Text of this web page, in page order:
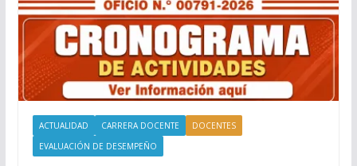
ACTUALIDAD CARRERA DOCENTE
DOCENTES
EVALUACIÓN DE DESEMPEÑO